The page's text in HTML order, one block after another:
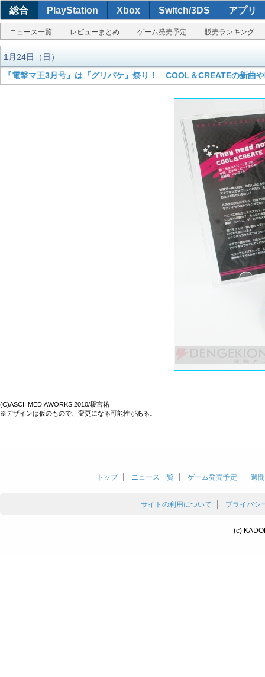
総合 PlayStation Xbox Switch/3DS アプリ
ニュース一覧 レビューまとめ ゲーム発売予定 販売ランキング
1月24日（日）
『電撃マ王3月号』は『グリパケ』祭り！ COOL＆CREATEの新曲
(C)ASCII MEDIAWORKS 2010/榎宮祐
※デザインは仮のもので、変更になる可能性がある。
トップ ニュース一覧 ゲーム発売予定 週
サイトの利用について プライバシ
(c)